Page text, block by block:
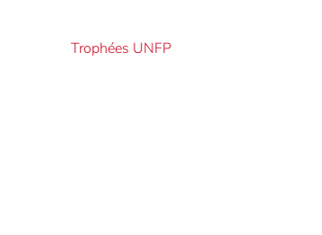
Trophées UNFP